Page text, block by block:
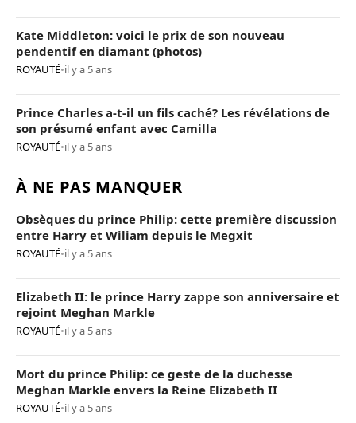
Kate Middleton: voici le prix de son nouveau
pendentif en diamant (photos)
ROYAUTÉ•il y a 5 ans
Prince Charles a-t-il un fils caché? Les révélations de
son présumé enfant avec Camilla
ROYAUTÉ•il y a 5 ans
À NE PAS MANQUER
Obsèques du prince Philip: cette première discussion
entre Harry et Wiliam depuis le Megxit
ROYAUTÉ•il y a 5 ans
Elizabeth II: le prince Harry zappe son anniversaire et
rejoint Meghan Markle
ROYAUTÉ•il y a 5 ans
Mort du prince Philip: ce geste de la duchesse
Meghan Markle envers la Reine Elizabeth II
ROYAUTÉ•il y a 5 ans